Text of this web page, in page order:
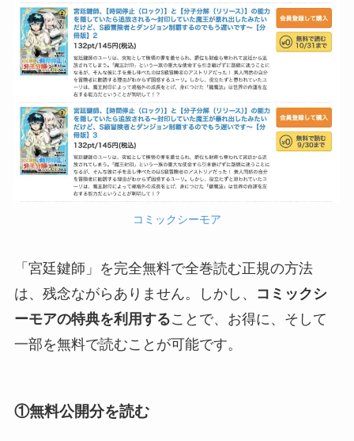
コミックシーモア
「宮廷鍵師」を完全無料で全巻読む正規の方法
は、残念ながらありません。しかし、
コミックシ
ーモアの特典を利用することで、お得に、そして
一部を無料で読むことが可能です。
①無料公開分を読む